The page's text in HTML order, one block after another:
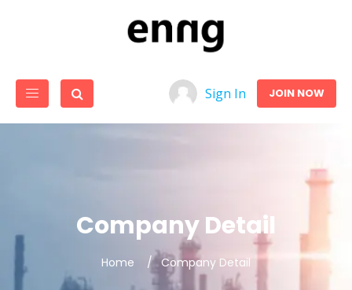
Sign In JOIN NOW
Company Detail
Home Company Detail